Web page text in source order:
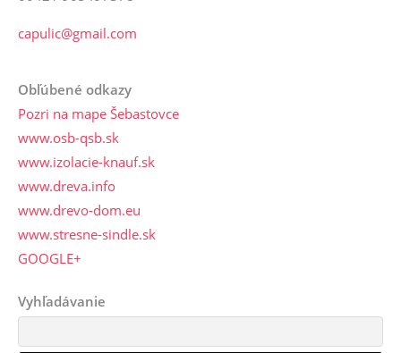
capulic@gmail.com
Obľúbené odkazy
Pozri na mape Šebastovce
www.osb-qsb.sk
www.izolacie-knauf.sk
www.dreva.info
www.drevo-dom.eu
www.stresne-sindle.sk
GOOGLE+
Vyhľadávanie